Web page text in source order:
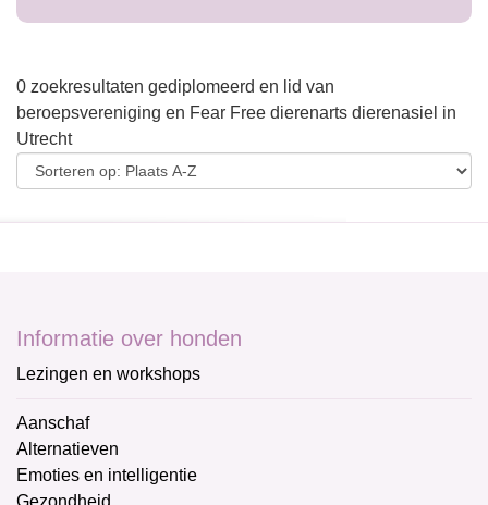
0 zoekresultaten gediplomeerd en lid van
beroepsvereniging en Fear Free dierenarts dierenasiel in
Utrecht
Informatie over honden
Lezingen en workshops
Aanschaf
Alternatieven
Emoties en intelligentie
Gezondheid